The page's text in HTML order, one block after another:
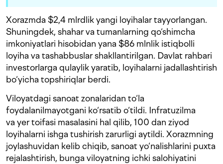
Xorazmda $2,4 mlrdlik yangi loyihalar tayyorlangan.
Shuningdek, shahar va tumanlarning qo‘shimcha
imkoniyatlari hisobidan yana $86 mlnlik istiqbolli
loyiha va tashabbuslar shakllantirilgan. Davlat rahbari
investorlarga qulaylik yaratib, loyihalarni jadallashtirish
bo‘yicha topshiriqlar berdi.
Viloyatdagi sanoat zonalaridan to‘la
foydalanilmayotgani ko‘rsatib o‘tildi. Infratuzilma
va yer toifasi masalasini hal qilib, 100 dan ziyod
loyihalarni ishga tushirish zarurligi aytildi. Xorazmning
joylashuvidan kelib chiqib, sanoat yo‘nalishlarini puxta
rejalashtirish, bunga viloyatning ichki salohiyatini